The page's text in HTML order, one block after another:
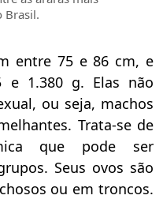
Brasil.
entre 75 e 86 cm, e
e 1.380 g. Elas não
ou seja, machos
Trata-se de
que pode ser
Seus ovos são
ou em troncos.